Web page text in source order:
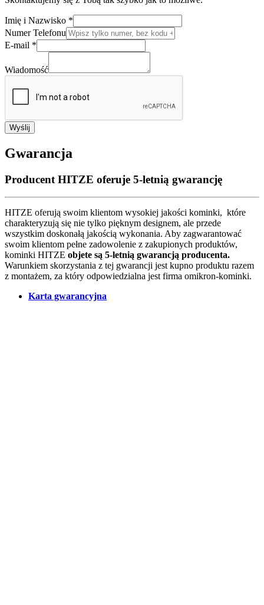
Imię i Nazwisko *
Numer Telefonu
E-mail *
Wiadomość
Wyślij
Gwarancja
Producent HITZE oferuje 5-letnią gwarancję
HITZE oferują swoim klientom wysokiej jakości kominki, które
charakteryzują się nie tylko pięknym designem, ale przede
wszystkim doskonałą jakością wykonania. Aby zagwarantować
swoim klientom pełne zadowolenie z zakupionych produktów,
kominki HITZE objete są 5-letnią gwarancją producenta.
Warunkiem skorzystania z tej gwarancji jest kupno produktu razem
z montażem, za który odpowiedzialna jest firma omikron-kominki.
Karta gwarancyjna